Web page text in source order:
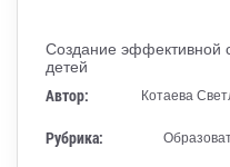
Создание эффективной
детей
Автор:
Котаева
Рубрика: